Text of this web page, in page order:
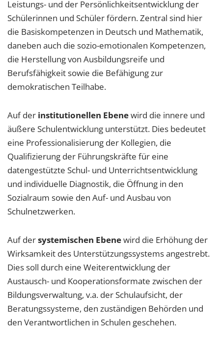
Leistungs- und der Persönlichkeitsentwicklung der
Schülerinnen und Schüler fördern. Zentral sind hier
die Basiskompetenzen in Deutsch und Mathematik,
daneben auch die sozio-emotionalen Kompetenzen,
die Herstellung von Ausbildungsreife und
Berufsfähigkeit sowie die Befähigung zur
demokratischen Teilhabe.
Auf der institutionellen Ebenewird die innere und
äußere Schulentwicklung unterstützt. Dies bedeutet
eine Professionalisierung der Kollegien, die
Qualifizierung der Führungskräfte für eine
datengestützte Schul- und Unterrichtsentwicklung
und individuelle Diagnostik, die Öffnung in den
Sozialraum sowie den Auf- und Ausbau von
Schulnetzwerken.
Auf dersystemischen Ebenewird die Erhöhung der
Wirksamkeit des Unterstützungssystems angestrebt.
Dies soll durch eine Weiterentwicklung der
Austausch- und Kooperationsformate zwischen der
Bildungsverwaltung, v.a. der Schulaufsicht, der
Beratungssysteme, den zuständigen Behörden und
den Verantwortlichen in Schulen geschehen.